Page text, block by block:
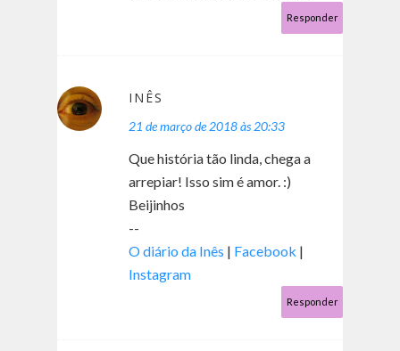
Responder
INÊS
21 de março de 2018 às 20:33
Que história tão linda, chega a
arrepiar! Isso sim é amor. :)
Beijinhos
--
O diário da Inês | Facebook |
Instagram
Responder